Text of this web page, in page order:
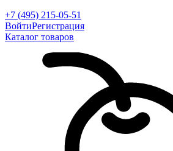
+7 (495) 215-05-51
ВойтиРегистрация
Каталог товаров